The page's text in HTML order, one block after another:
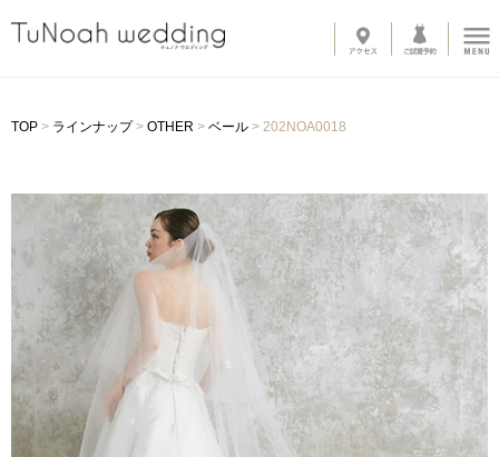
- ウェディングドレス - カラードレス
タキシード -
インナーブラウス
オプショントレーン - ベール
グローブ その他アイテム
About
- サロン紹介 ドレスへのこだわり
System
TOP > ラインナップ> OTHER > ベール > 202NOA0018